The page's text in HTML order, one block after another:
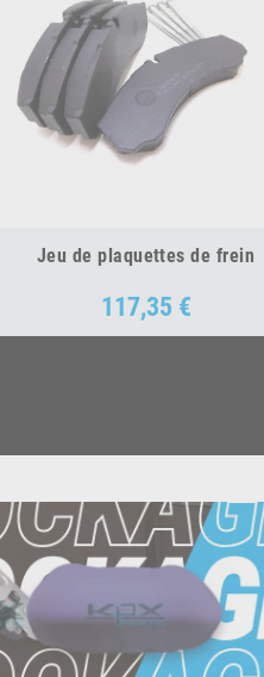
Jeu de plaquettes de frein
Prix
117,35 €